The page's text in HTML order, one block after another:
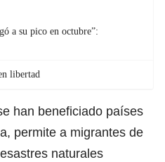
a su pico en octubre”:
libertad
han beneficiado países
permite a migrantes de
naturales